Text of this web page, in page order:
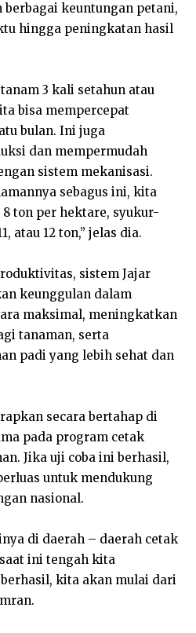
keuntungan petani,
hingga peningkatan hasil
3 kali setahun atau
bisa mempercepat
bulan. Ini juga
dan mempermudah
sistem mekanisasi.
sebagus ini, kita
ton per hektare, syukur-
atau 12 ton,” jelas dia.
sistem Jajar
keunggulan dalam
maksimal, meningkatkan
tanaman, serta
padi yang lebih sehat dan
secara bertahap di
pada program cetak
Jika uji coba ini berhasil,
untuk mendukung
nasional.
di daerah – daerah cetak
ini tengah kita
kita akan mulai dari